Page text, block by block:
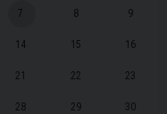
7 8 9
14 15 16
21 22 23
28 29 30